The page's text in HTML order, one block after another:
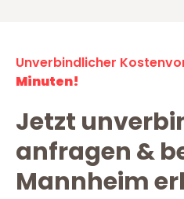
Unverbindlicher
Minuten!
Jetzt
anfragen &
Mannheim